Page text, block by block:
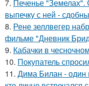
7. Печенье "Земелах".
выпечку с ней -
8. Рене зеллвегер
фильме "Дневник
9. Кабачки в
10. Покупатель
11. Дима Билан - один